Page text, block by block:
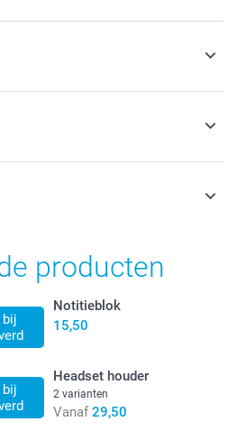
BTW
producten
bij
Notitieblok
15,50
bij
Headset houder
2 varianten
Vanaf 29,50